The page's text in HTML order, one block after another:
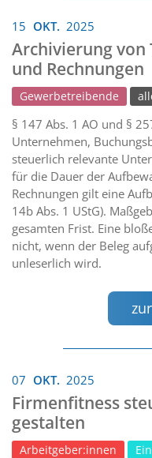
15 OKT. 2025
Archivierung von
und Rechnungen
Gewerbetreibende
§ 147 Abs. 1 AO und §
Unternehmen,
steuerlich relevante
für die Dauer der
Rechnungen gilt eine
14b Abs. 1 UStG).
gesamten Frist. Eine
nicht, wenn der Beleg
unleserlich wird.
07 OKT. 2025
Firmenfitness
gestalten
Arbeitgeber:innen